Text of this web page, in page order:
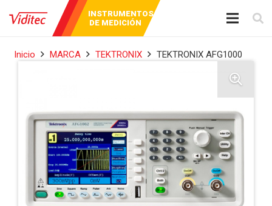
AUDIO Y
VIDEO
BROADCAST
INSTRUMENTOS
DE MEDICIÓN
Inicio MARCA TEKTRONIX TEKTRONIX AFG1000